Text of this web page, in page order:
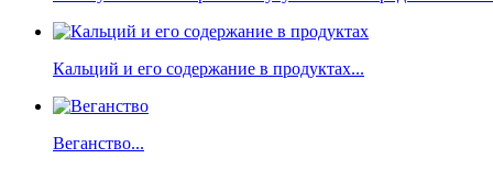
Кальций и его содержание в продуктах...
Веганство...